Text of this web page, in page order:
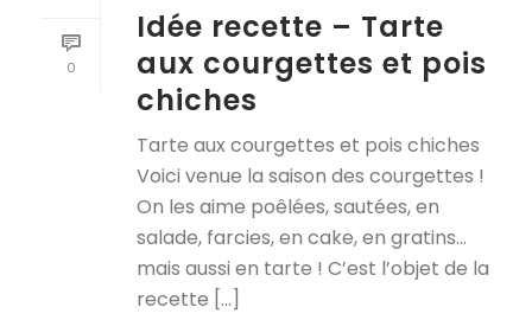
0
Idée recette – Tarte
aux courgettes et pois
chiches
Tarte aux courgettes et pois chiches
Voici venue la saison des courgettes !
On les aime poêlées, sautées, en
salade, farcies, en cake, en gratins…
mais aussi en tarte ! C’est l’objet de la
recette [...]